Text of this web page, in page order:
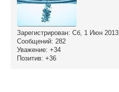
Зарегистрирован: Сб, 1 Июн 2013
Сообщений: 282
Уважение: +34
Позитив: +36